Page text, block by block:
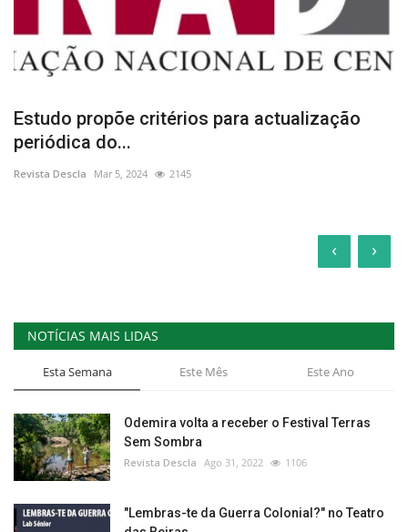
Estudo propõe critérios para actualização
periódica do...
Revista Descla Mar 5, 2024 2145
‹ ›
NOTÍCIAS MAIS LIDAS
Esta Semana Este Mês Este Ano
Odemira volta a receber o Festival Terras
Sem Sombra
Revista Descla Ago 31, 2022 1106
"Lembras-te da Guerra Colonial?" no Teatro